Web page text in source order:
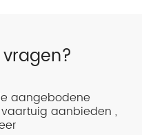
aangebodene
aanbieden ,